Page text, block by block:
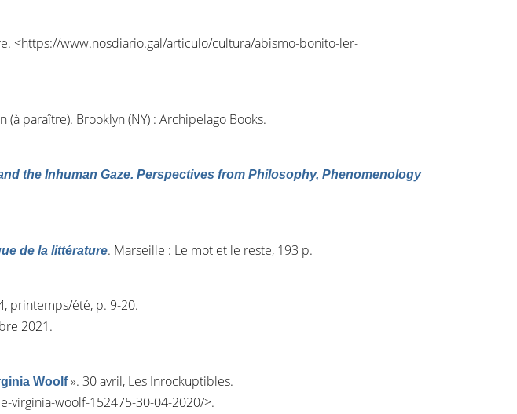
<https://www.nosdiario.gal/articulo/cultura/abismo-bonito-ler-
paraître). Brooklyn (NY) : Archipelago Books.
the Inhuman Gaze. Perspectives from Philosophy, Phenomenology
de la littérature. Marseille : Le mot et le reste, 193 p.
printemps/été, p. 9-20.
2021.
Woolf». 30 avril, Les Inrockuptibles.
virginia-woolf-152475-30-04-2020/>.